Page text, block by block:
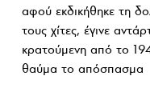
αφού εκδικήθηκε τη
τους χίτες, έγινε
κρατούμενη από το
θαύμα το απόσπασμα